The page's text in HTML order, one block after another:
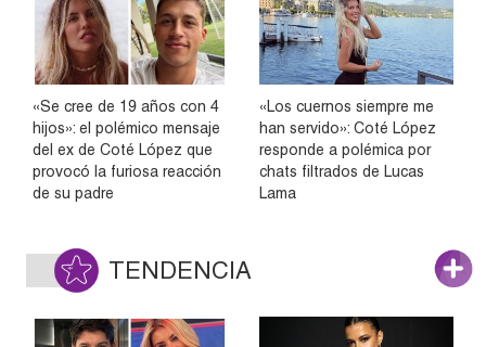
«Se cree de 19 años con 4
hijos»: el polémico mensaje
del ex de Coté López que
provocó la furiosa reacción
de su padre
«Los cuernos siempre me
han servido»: Coté López
responde a polémica por
chats filtrados de Lucas
Lama
TENDENCIA